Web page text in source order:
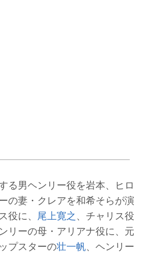
る男ヘンリー役を岩本、ヒロ
の妻・クレアを和希そらが演
役に、 尾上寛之、チャリス役
リーの母・アリアナ役に、元
プスターの壮一帆、ヘンリー